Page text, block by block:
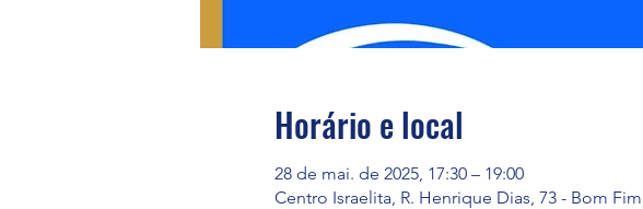
Horário e local
28 de mai. de 2025, 17:30 – 19:00
Centro Israelita, R. Henrique Dias, 73 - Bom